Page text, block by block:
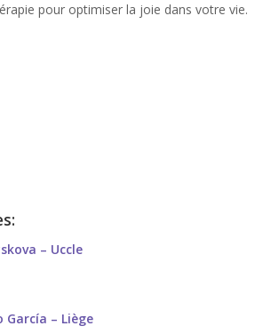
pour optimiser la joie dans votre vie.
– Uccle
García – Liège